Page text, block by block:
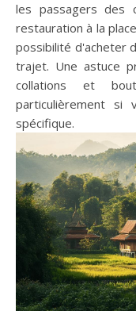
les passagers des
restauration à la
possibilité d'acheter
trajet. Une astuce
collations et
particulièrement si
spécifique.